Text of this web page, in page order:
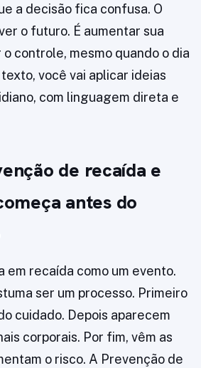
a decisão fica confusa. O
o futuro. É aumentar sua
controle, mesmo quando o dia
você vai aplicar ideias
com linguagem direta e
de recaída e
antes do
em recaída como um evento.
ser um processo. Primeiro
cuidado. Depois aparecem
corporais. Por fim, vêm as
o risco. A Prevenção de